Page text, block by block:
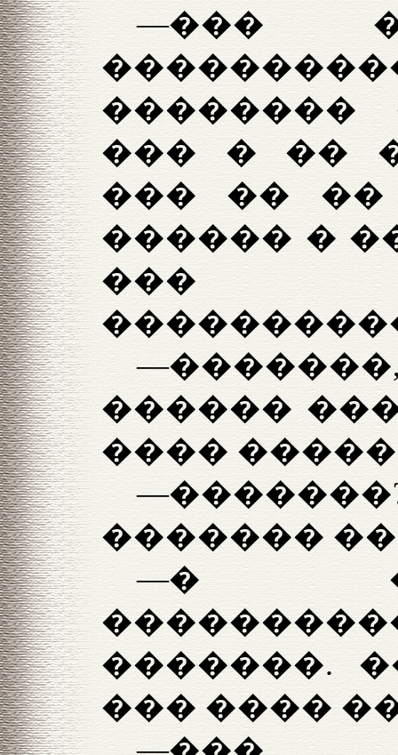
—���
��������
��� � ��
��� �� ��
������ �
���
������
����
�������
—� �
�������.
��� ����